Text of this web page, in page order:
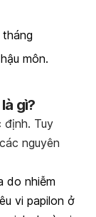
môn.
gì?
định. Tuy
nguyên
do nhiễm
vi papilon ở